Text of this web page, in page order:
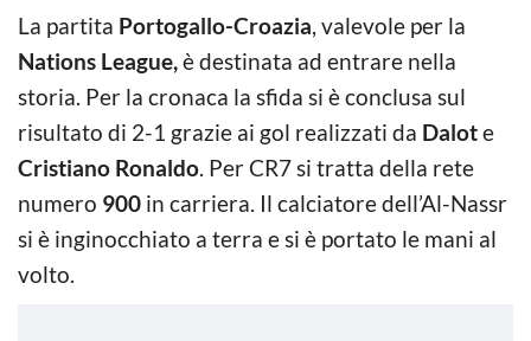
La partita Portogallo-Croazia, valevole per la
Nations League,è destinata ad entrare nella
storia. Per la cronaca la sfida si è conclusa sul
risultato di 2-1 grazie ai gol realizzati da Dalote
Cristiano Ronaldo. Per CR7 si tratta della rete
numero 900 in carriera. Il calciatore dell’Al-Nassr
si è inginocchiato a terra e si è portato le mani al
volto.